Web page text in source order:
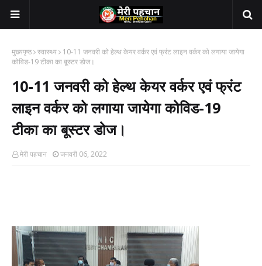
मुख्यपृष्ठ स्वास्थ्य
10-11 जनवरी को हेल्थ केयर वर्कर एवं फ्रंट लाइन वर्कर को लगाया जायेगा
कोविड-19 टीका का बूस्टर डोज।
10-11 जनवरी को हेल्थ केयर वर्कर एवं फ्रंट
लाइन वर्कर को लगाया जायेगा कोविड-19
टीका का बूस्टर डोज।
मेरी पहचान जनवरी 06, 2022